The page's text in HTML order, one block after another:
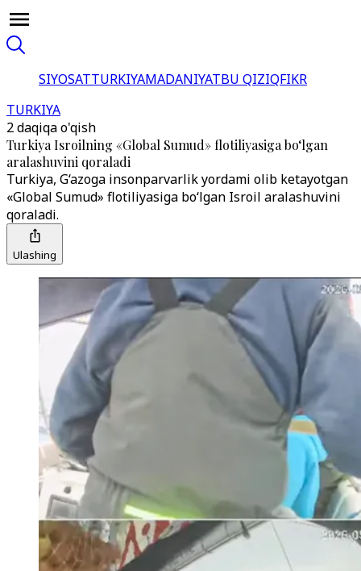
SIYOSATTURKIYAMADANIYATBU QIZIQFIKR
TURKIYA
2 daqiqa o'qish
Turkiya Isroilning «Global Sumud» flotiliyasiga bo‘lgan
aralashuvini qoraladi
Turkiya, G‘azoga insonparvarlik yordami olib ketayotgan
«Global Sumud» flotiliyasiga bo‘lgan Isroil aralashuvini
qoraladi.
Ulashing